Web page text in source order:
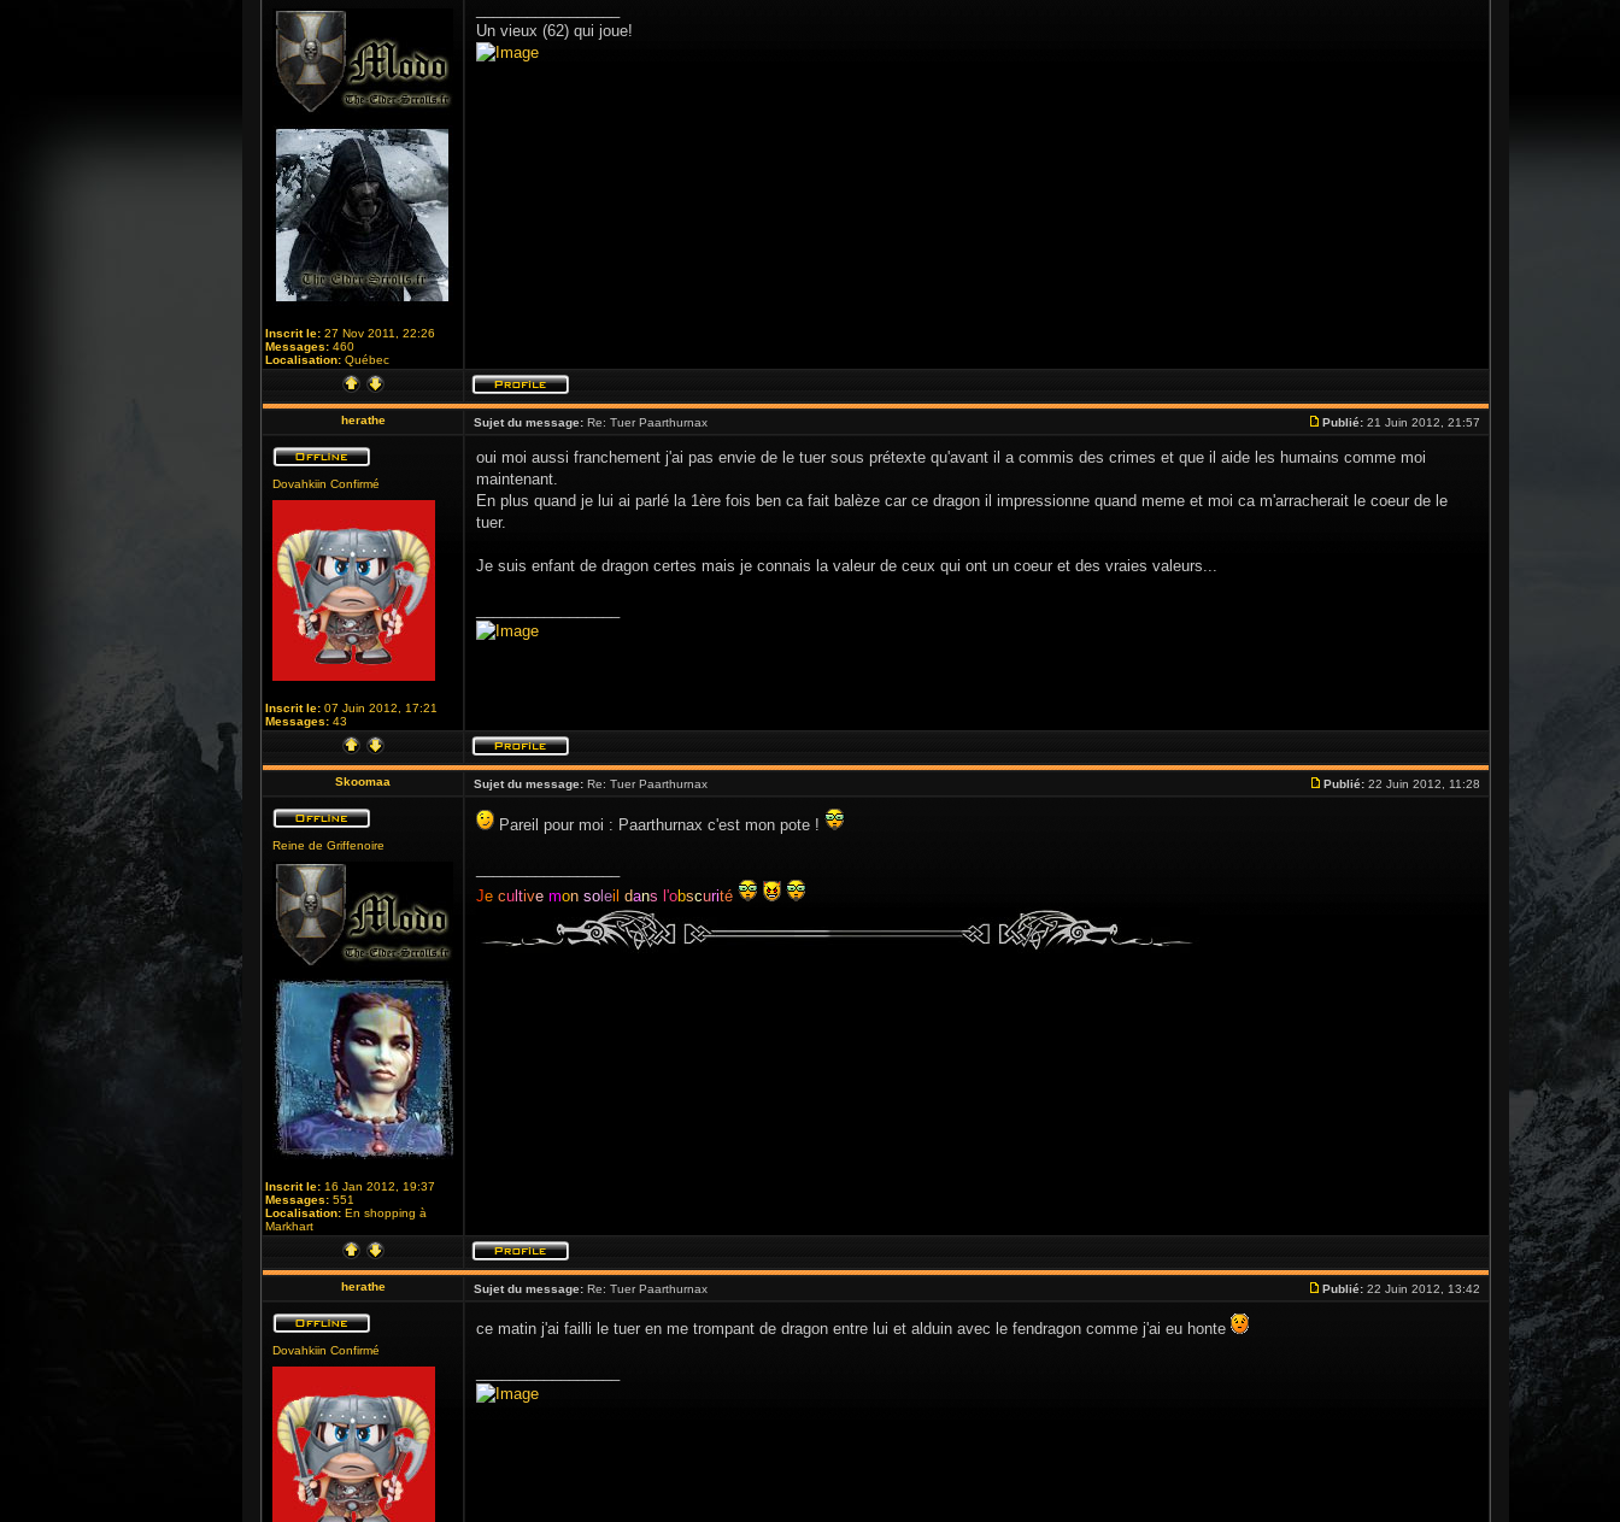
Inscrit le: 27 Nov 2011, 22:26
Messages: 460
Localisation: Québec
Un vieux (62) qui joue!
herathe Sujet du message: Re: Tuer Paarthurnax Publié: 21 Juin 2012, 21:57
Dovahkiin Confirmé
Inscrit le: 07 Juin 2012, 17:21
Messages: 43
oui moi aussi franchement j'ai pas envie de le tuer sous prétexte qu'avant il a commis des crimes et que il aide les humains comme moi
maintenant.
En plus quand je lui ai parlé la 1ère fois ben ca fait balèze car ce dragon il impressionne quand meme et moi ca m'arracherait le coeur de le
tuer.
Je suis enfant de dragon certes mais je connais la valeur de ceux qui ont un coeur et des vraies valeurs...
Skoomaa Sujet du message: Re: Tuer Paarthurnax Publié: 22 Juin 2012, 11:28
Reine de Griffenoire
Inscrit le: 16 Jan 2012, 19:37
Messages: 551
Localisation: En shopping à
Markhart
Pareil pour moi : Paarthurnax c'est mon pote !
Je cu ltive mon so leil dans l'obscurité
herathe Sujet du message: Re: Tuer Paarthurnax Publié: 22 Juin 2012, 13:42
Dovahkiin Confirmé
ce matin j'ai failli le tuer en me trompant de dragon entre lui et alduin avec le fendragon comme j'ai eu honte